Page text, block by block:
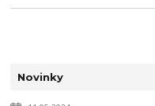
Novinky